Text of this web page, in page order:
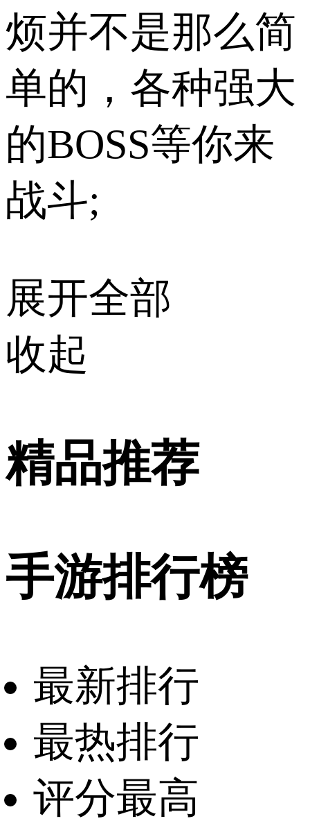
烦并不是那么简
单的，各种强大
的BOSS等你来
战斗;
展开全部
收起
精品推荐
手游排行榜
最新排行
最热排行
评分最高